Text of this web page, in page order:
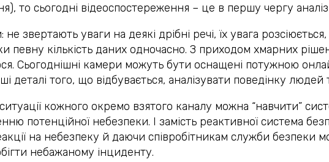
то сьогодні відеоспостереження – це в першу чергу аналіз
звертають уваги на деякі дрібні речі, їх увага
певну кількість даних одночасно. З приходом хмарних
Сьогоднішні камери можуть бути оснащені потужною
деталі того, що відбувається, аналізувати поведінку
кожного окремо взятого каналу можна “навчити”
потенційної небезпеки. І замість реактивної система
на небезпеку й даючи співробітникам служби безпеки
небажаному інциденту.